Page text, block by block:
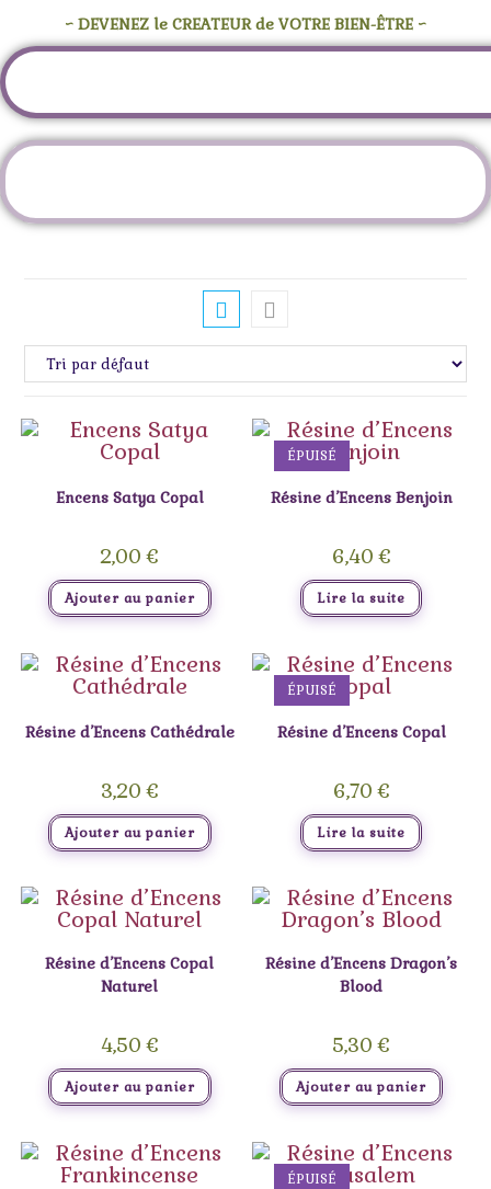
~ DEVENEZ le CREATEUR de VOTRE BIEN-ÊTRE ~
Encens Satya Copal
2,00€
Ajouter au panier
ÉPUISÉ
Résine d’Encens Benjoin
6,40€
Lire la suite
Résine d’Encens Cathédrale
3,20€
Ajouter au panier
ÉPUISÉ
Résine d’Encens Copal
6,70€
Lire la suite
Résine d’Encens Copal
Naturel
4,50€
Ajouter au panier
Résine d’Encens Dragon’s
Blood
5,30€
Ajouter au panier
ÉPUISÉ